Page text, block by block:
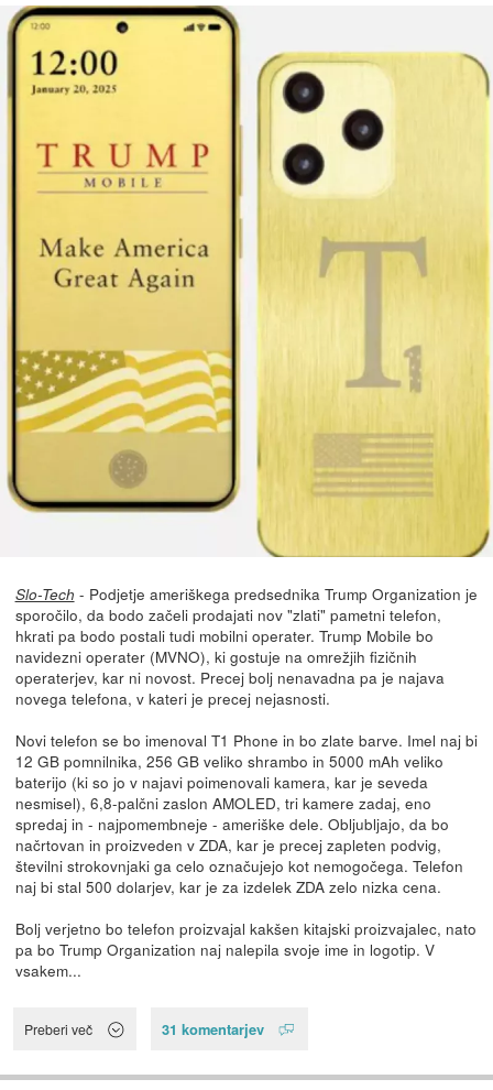
Slo-Tech - Podjetje ameriškega predsednika Trump Organization je
sporočilo, da bodo začeli prodajati nov "zlati" pametni telefon,
hkrati pa bodo postali tudi mobilni operater. Trump Mobile bo
navidezni operater (MVNO), ki gostuje na omrežjih fizičnih
operaterjev, kar ni novost. Precej bolj nenavadna pa je najava
novega telefona, v kateri je precej nejasnosti.
Novi telefon se bo imenoval T1 Phone in bo zlate barve. Imel naj bi
12 GB pomnilnika, 256 GB veliko shrambo in 5000 mAh veliko
baterijo (ki so jo v najavi poimenovali kamera, kar je seveda
nesmisel), 6,8-palčni zaslon AMOLED, tri kamere zadaj, eno
spredaj in - najpomembneje - ameriške dele. Obljubljajo, da bo
načrtovan in proizveden v ZDA, kar je precej zapleten podvig,
številni strokovnjaki ga celo označujejo kot nemogočega. Telefon
naj bi stal 500 dolarjev, kar je za izdelek ZDA zelo nizka cena.
Bolj verjetno bo telefon proizvajal kakšen kitajski proizvajalec, nato
pa bo Trump Organization naj nalepila svoje ime in logotip. V
vsakem...
Preberi več 31 komentarjev